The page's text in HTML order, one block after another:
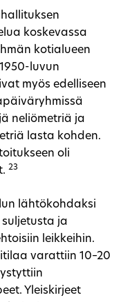
koskevassa
kotialueen
luvun
myös edelliseen
neliömetriä ja
lasta kohden.
oli
23
lähtökohdaksi
ja
leikkeihin.
varattiin 10–20
Yleiskirjeet